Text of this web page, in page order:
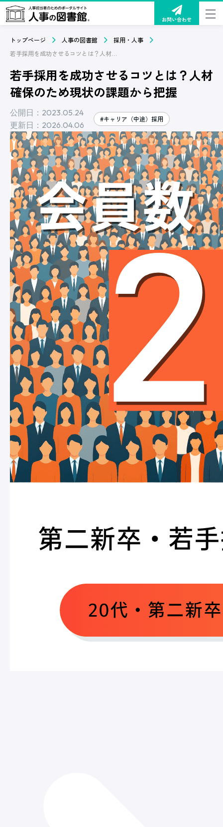
お問い合わせ
トップページ 人事の図書館
採用・人事
若手採用を成功させるコツとは？人材確保のため現状の課題から把握
若手採用を成功させるコツとは？人材
確保のため現状の課題から把握
公開日：2023.05.24
更新日：2026.04.06
#キャリア（中途）採用